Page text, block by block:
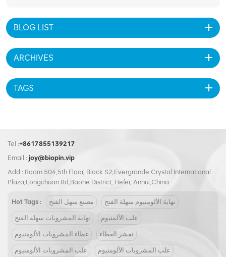
BLOG LIST
ARCHIVES
TAGS
Tel :+8617855139217
Email : joy@biopin.vip
Add : Room 504,5th Floor, Block S2,Evergrande Crystal International
Plaza,Longchuan Rd,Baohe District, Hefei, Anhui,China
Hot Tags : مصنع سهل الفتح نهاية الألومنيوم سهلة الفتح
نهاية المشروبات سهلة الفتح علب الألمنيوم
غطاء المشروبات الألومنيوم تقشر الغطاء
علب المشروبات الألومنيوم علب المشروبات الألومنيوم